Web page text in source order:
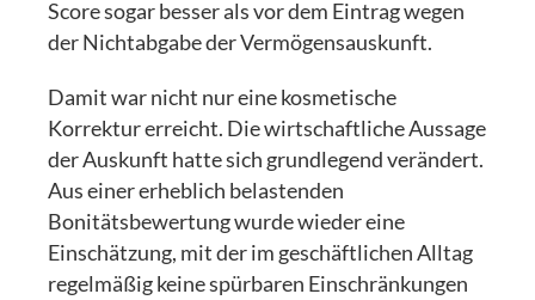
Score sogar besser als vor dem Eintrag wegen
der Nichtabgabe der Vermögensauskunft.
Damit war nicht nur eine kosmetische
Korrektur erreicht. Die wirtschaftliche Aussage
der Auskunft hatte sich grundlegend verändert.
Aus einer erheblich belastenden
Bonitätsbewertung wurde wieder eine
Einschätzung, mit der im geschäftlichen Alltag
regelmäßig keine spürbaren Einschränkungen